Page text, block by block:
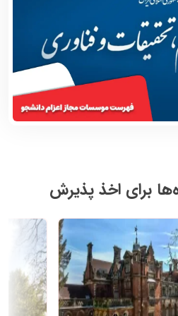
برای اخذ پذیرش